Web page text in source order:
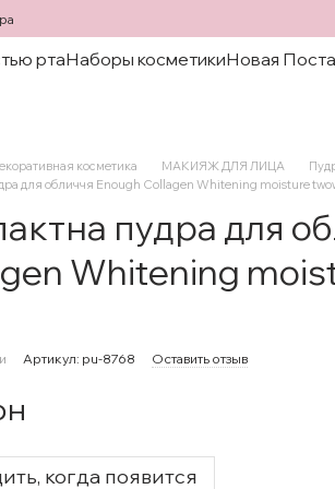
ртаНаборы косметикиНовая
косметика МАКИЯЖ ДЛЯ ЛИЦА
для обличчя Enough Collagen Whitening moisture
пудра для
Whitening
Артикул: pu-8768 Оставить отзыв
когда появится